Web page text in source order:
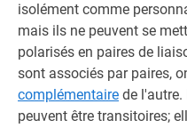
isolément comme
mais ils ne peuvent se
polarisés en paires de
sont associés par paires,
complémentaire de
peuvent être transitoires;